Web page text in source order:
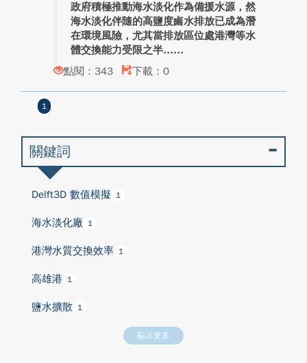
政府積極推動海水淡化作為備援水源，然
海水淡化伴隨的高鹽度鹵水排放已成為潛
在環境風險，尤其當排放區位處港灣等水
體交換能力受限之半...
點閱：343
下載：0
1
關鍵詞
Delft3D 數值模擬 1
海水淡化廠 1
港灣水質交換效率 1
高雄港 1
鹽水擴散 1
顯示更多